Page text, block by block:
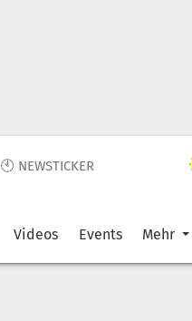
🕙 NEWSTICKER
Videos Events Mehr